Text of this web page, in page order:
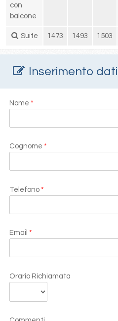
con
balcone
Suite 1473 1493 1503
Inserimento dati
Nome *
Cognome *
Telefono *
Email *
Orario Richiamata